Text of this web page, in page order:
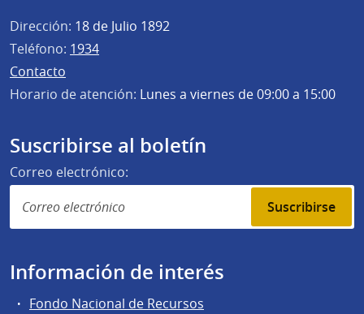
Dirección: 18 de Julio 1892
Teléfono: 1934
Contacto
Horario de atención: Lunes a viernes de 09:00 a 15:00
Suscribirse al boletín
Correo electrónico:
Suscribirse
Información de interés
Fondo Nacional de Recursos